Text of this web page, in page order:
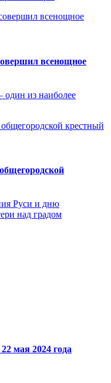
всенощное
из наиболее
Руси и дню
над градом
мая 2024 года